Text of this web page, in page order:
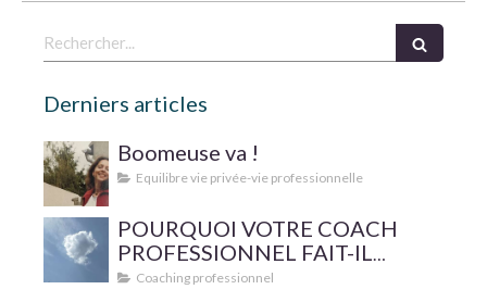
Rechercher
Derniers articles
Boomeuse va !
Equilibre vie privée-vie professionnelle
POURQUOI VOTRE COACH
PROFESSIONNEL FAIT-IL
SUPERVISER SA PRATIQUE ?
Coaching professionnel